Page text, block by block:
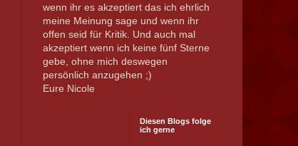
wenn ihr es akzeptiert das ich ehrlich
meine Meinung sage und wenn ihr
offen seid für Kritik. Und auch mal
akzeptiert wenn ich keine fünf Sterne
gebe, ohne mich deswegen
persönlich anzugehen ;)
Eure Nicole
Diesen Blogs folge
ich gerne